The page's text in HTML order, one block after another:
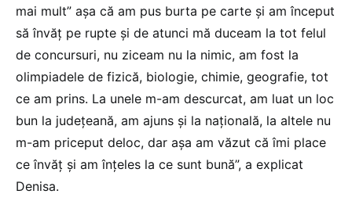
mai mult” așa că am pus burta pe carte și am început
să învăț pe rupte și de atunci mă duceam la tot felul
de concursuri, nu ziceam nu la nimic, am fost la
olimpiadele de fizică, biologie, chimie, geografie, tot
ce am prins. La unele m-am descurcat, am luat un loc
bun la județeană, am ajuns și la națională, la altele nu
m-am priceput deloc, dar așa am văzut că îmi place
ce învăț și am înțeles la ce sunt bună”, a explicat
Denisa.